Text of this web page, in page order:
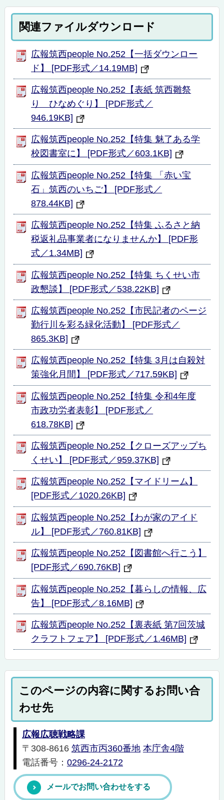
関連ファイルダウンロード
広報筑西people No.252【一括ダウンロー
ド】 [PDF形式／14.19MB]
広報筑西people No.252【表紙 筑西雛祭
り ひなめぐり】 [PDF形式／
946.19KB]
広報筑西people No.252【特集 魅了ある学
校図書室に】 [PDF形式／603.1KB]
広報筑西people No.252【特集 「赤い宝
石」筑西のいちご】 [PDF形式／
878.44KB]
広報筑西people No.252【特集 ふるさと納
税返礼品事業者になりませんか】 [PDF形
式／1.34MB]
広報筑西people No.252【特集 ちくせい市
政懇談】 [PDF形式／538.22KB]
広報筑西people No.252【市民記者のページ
勤行川を彩る緑化活動】 [PDF形式／
865.3KB]
広報筑西people No.252【特集 3月は自殺対
策強化月間】 [PDF形式／717.59KB]
広報筑西people No.252【特集 令和4年度
市政功労者表彰】 [PDF形式／
618.78KB]
広報筑西people No.252【クローズアップち
くせい】 [PDF形式／959.37KB]
広報筑西people No.252【マイドリーム】
[PDF形式／1020.26KB]
広報筑西people No.252【わが家のアイド
ル】 [PDF形式／760.81KB]
広報筑西people No.252【図書館へ行こう】
[PDF形式／690.76KB]
広報筑西people No.252【暮らしの情報、広
告】 [PDF形式／8.16MB]
広報筑西people No.252【裏表紙 第7回茨城
クラフトフェア】 [PDF形式／1.46MB]
このページの内容に関するお問い合
わせ先
広報広聴戦略課
〒308-8616 筑西市丙360番地 本庁舎4階
電話番号： 0296-24-2172
メールでお問い合わせをする